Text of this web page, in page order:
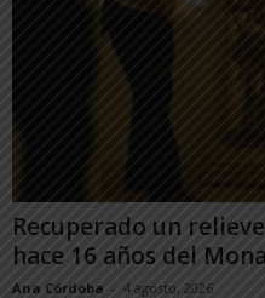
Recuperado un
hace 16 años del
Ana Córdoba - 4 agosto, 2026